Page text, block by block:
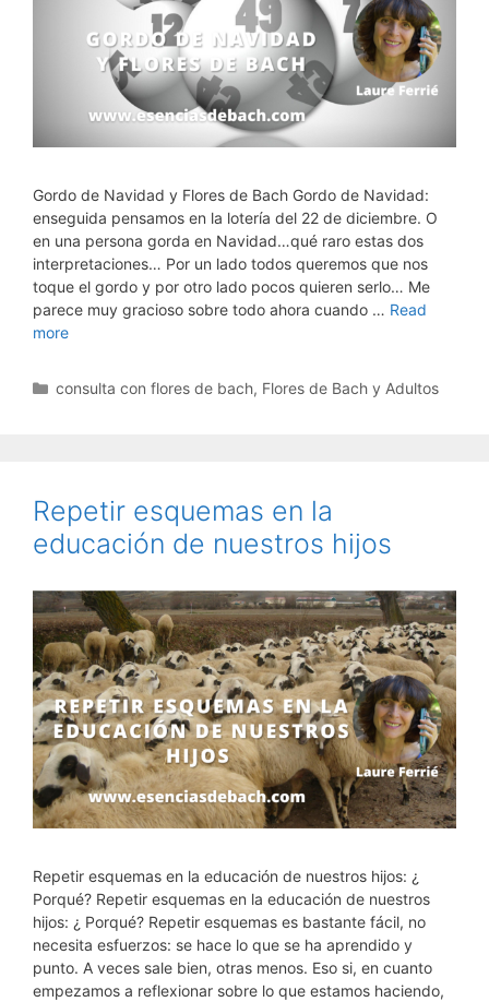
Gordo de Navidad y Flores de Bach Gordo de Navidad:
enseguida pensamos en la lotería del 22 de diciembre. O
en una persona gorda en Navidad…qué raro estas dos
interpretaciones… Por un lado todos queremos que nos
toque el gordo y por otro lado pocos quieren serlo… Me
parece muy gracioso sobre todo ahora cuando … Read
more
Categorías
consulta con flores de bach, Flores de Bach y Adultos
Repetir esquemas en la
educación de nuestros hijos
Repetir esquemas en la educación de nuestros hijos: ¿
Porqué? Repetir esquemas en la educación de nuestros
hijos: ¿ Porqué? Repetir esquemas es bastante fácil, no
necesita esfuerzos: se hace lo que se ha aprendido y
punto. A veces sale bien, otras menos. Eso si, en cuanto
empezamos a reflexionar sobre lo que estamos haciendo,